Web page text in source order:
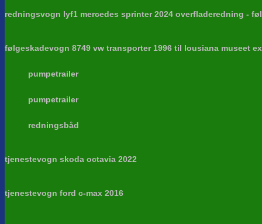
redningsvogn lyf1 mercedes sprinter 2024 overfladeredning -
følgeskadevogn 8749 vw transporter 1996 til lousiana museet
pumpetrailer
pumpetrailer
redningsbåd
tjenestevogn skoda octavia 2022
tjenestevogn ford c-max 2016